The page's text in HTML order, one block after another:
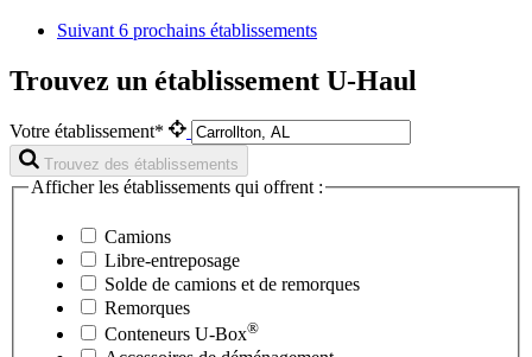
Suivant 6 prochains établissements
Trouvez un établissement U-Haul
Votre établissement*
Trouvez des établissements
Afficher les établissements qui offrent :
Camions
Libre-entreposage
Solde de camions et de remorques
Remorques
Conteneurs U-Box®